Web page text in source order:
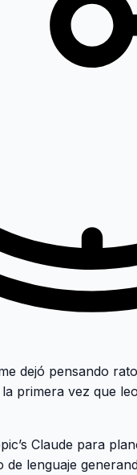
dejó pensando
primera vez que
Claude para
de lenguaje